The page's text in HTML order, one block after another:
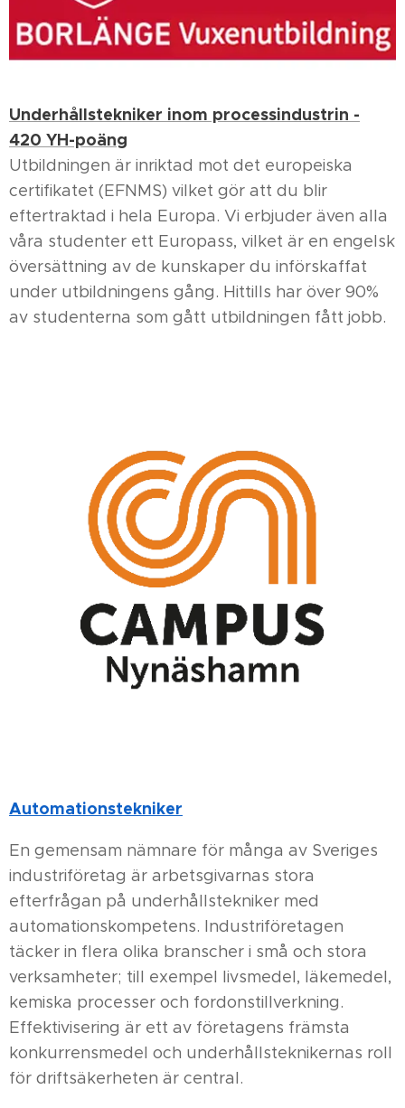
Underhållstekniker inom processindustrin -
420 YH-poäng
Utbildningen är inriktad mot det europeiska
certifikatet (EFNMS) vilket gör att du blir
eftertraktad i hela Europa. Vi erbjuder även alla
våra studenter ett Europass, vilket är en engelsk
översättning av de kunskaper du införskaffat
under utbildningens gång. Hittills har över 90%
av studenterna som gått utbildningen fått jobb.
Automationstekniker
En gemensam nämnare för många av Sveriges
industriföretag är arbetsgivarnas stora
efterfrågan på underhållstekniker med
automationskompetens. Industriföretagen
täcker in flera olika branscher i små och stora
verksamheter; till exempel livsmedel, läkemedel,
kemiska processer och fordonstillverkning.
Effektivisering är ett av företagens främsta
konkurrensmedel och underhållsteknikernas roll
för driftsäkerheten är central.